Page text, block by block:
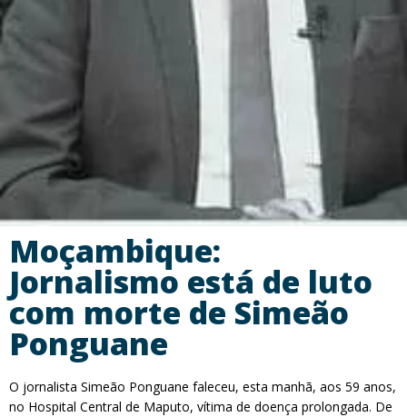
Moçambique:
Jornalismo está de luto
com morte de Simeão
Ponguane
O jornalista Simeão Ponguane faleceu, esta manhã, aos 59 anos,
no Hospital Central de Maputo, vítima de doença prolongada. De